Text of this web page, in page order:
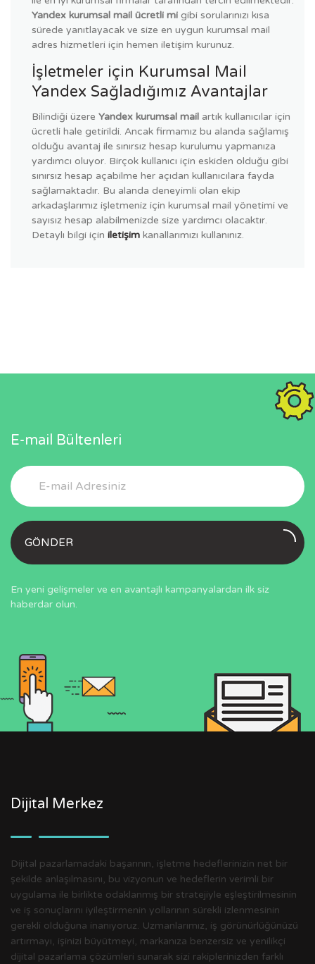
Yandex kurumsal mail ücretli mi gibi sorularınızı kısa
sürede yanıtlayacak ve size en uygun kurumsal mail
adres hizmetleri için hemen iletişim kurunuz.
İşletmeler için Kurumsal Mail
Yandex Sağladığımız Avantajlar
Bilindiği üzere Yandex kurumsal mail artık kullanıcılar için
ücretli hale getirildi. Ancak firmamız bu alanda sağlamış
olduğu avantaj ile sınırsız hesap kurulumu yapmanıza
yardımcı oluyor. Birçok kullanıcı için eskiden olduğu gibi
sınırsız hesap açabilme her açıdan kullanıcılara fayda
sağlamaktadır. Bu alanda deneyimli olan ekip
arkadaşlarımız işletmeniz için kurumsal mail yönetimi ve
sayısız hesap alabilmenizde size yardımcı olacaktır.
Detaylı bilgi için iletişim kanallarımızı kullanınız.
E-mail Bültenleri
GÖNDER
En yeni gelişmeler ve en avantajlı kampanyalardan ilk siz
haberdar olun.
Dijital Merkez
Dijital pazarlamadaki başarının, işletme hedeflerinizin net bir
şekilde anlaşılmasını, bu vizyonun ve hedeflerin verimli bir
uygulama ile birlikte odaklanmış bir stratejiyle eşleştirilmesinin
ve iş sonuçlarını iyileştirmenin yollarının sürekli izlenmesinin
gerekli olduğuna inanıyoruz. Uzmanlarımız, iş görünürlüğünüzü
artırmayı, işinizi büyütmeyi, markanıza benzersiz ve yenilikçi
dijital pazarlama çözümleri sunarak sizi rakiplerinizden farklı